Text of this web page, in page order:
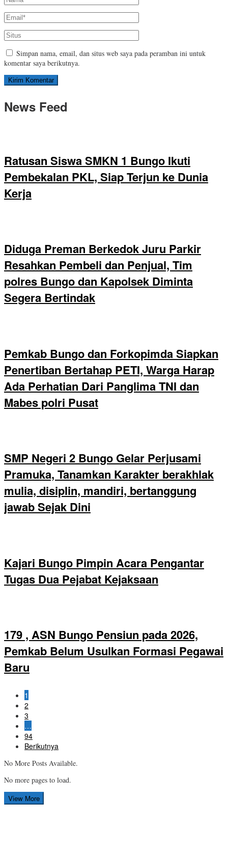
Simpan nama, email, dan situs web saya pada peramban ini untuk
komentar saya berikutnya.
News Feed
Ratusan Siswa SMKN 1 Bungo Ikuti
Pembekalan PKL, Siap Terjun ke Dunia
Kerja
Diduga Preman Berkedok Juru Parkir
Resahkan Pembeli dan Penjual, Tim
polres Bungo dan Kapolsek Diminta
Segera Bertindak
Pemkab Bungo dan Forkopimda Siapkan
Penertiban Bertahap PETI, Warga Harap
Ada Perhatian Dari Panglima TNI dan
Mabes polri Pusat
SMP Negeri 2 Bungo Gelar Perjusami
Pramuka, Tanamkan Karakter berakhlak
mulia, disiplin, mandiri, bertanggung
jawab Sejak Dini
Kajari Bungo Pimpin Acara Pengantar
Tugas Dua Pejabat Kejaksaan
179 , ASN Bungo Pensiun pada 2026,
Pemkab Belum Usulkan Formasi Pegawai
Baru
1
2
3
…
94
Berikutnya
No More Posts Available.
No more pages to load.
View More